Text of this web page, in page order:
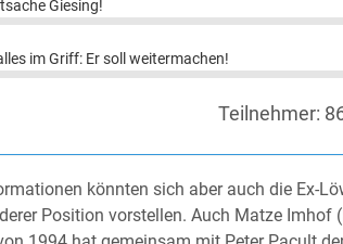
Giesing!
im Griff: Er soll weitermachen!
Teilnehmer:
könnten sich aber auch die Ex-
Position vorstellen. Auch Matze Imhof